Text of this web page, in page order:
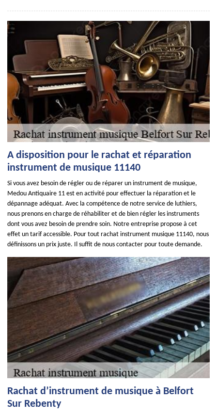
A disposition pour le rachat et réparation
instrument de musique 11140
Si vous avez besoin de régler ou de réparer un instrument de musique,
Medou Antiquaire 11 est en activité pour effectuer la réparation et le
dépannage adéquat. Avec la compétence de notre service de luthiers,
nous prenons en charge de réhabiliter et de bien régler les instruments
dont vous avez besoin de prendre soin. Notre entreprise propose à cet
effet un tarif accessible. Pour tout rachat instrument musique 11140, nous
définissons un prix juste. Il suffit de nous contacter pour toute demande.
Rachat d’instrument de musique à Belfort
Sur Rebenty